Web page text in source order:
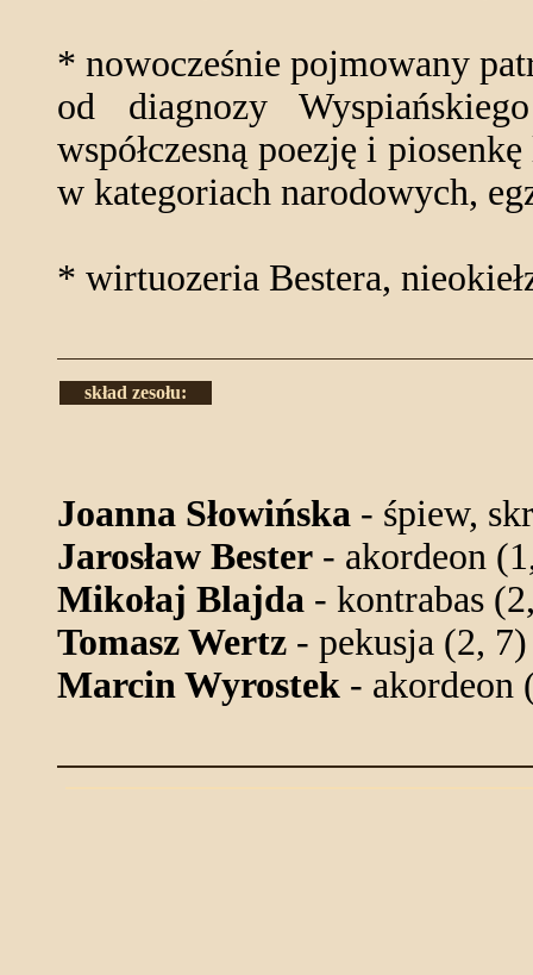
* nowocześnie pojmowany
od diagnozy
współczesną poezję i
w kategoriach narodowych,
* wirtuozeria Bestera,
skład zesołu:
Joanna Słowińska - śpiew,
Jarosław Bester - akordeon
Mikołaj Blajda - kontrabas
Tomasz Wertz - pekusja (2, 7)
Marcin Wyrostek - akordeon